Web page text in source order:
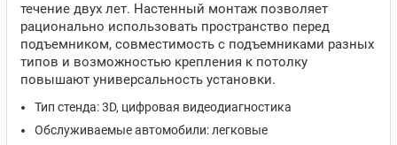
течение двух лет. Настенный монтаж позволяет
рационально использовать пространство перед
подъемником, совместимость с подъемниками разных
типов и возможностью крепления к потолку
повышают универсальность установки.
Тип стенда: 3D, цифровая видеодиагностика
Обслуживаемые автомобили: легковые